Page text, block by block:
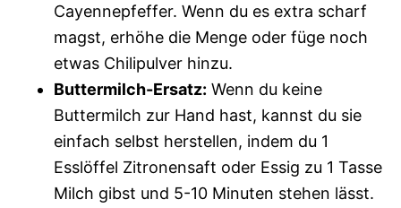
Cayennepfeffer. Wenn du es extra scharf
magst, erhöhe die Menge oder füge noch
etwas Chilipulver hinzu.
Buttermilch-Ersatz: Wenn du keine
Buttermilch zur Hand hast, kannst du sie
einfach selbst herstellen, indem du 1
Esslöffel Zitronensaft oder Essig zu 1 Tasse
Milch gibst und 5-10 Minuten stehen lässt.